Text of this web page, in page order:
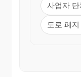
사업자
도로 폐